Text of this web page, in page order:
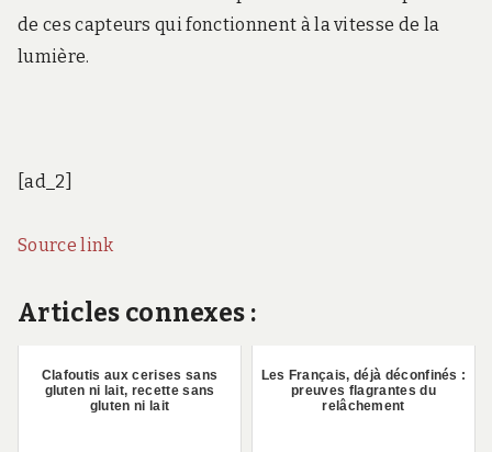
de ces capteurs qui fonctionnent à la vitesse de la
lumière.
[ad_2]
Source link
Articles connexes :
Clafoutis aux cerises sans
gluten ni lait, recette sans
gluten ni lait
Les Français, déjà déconfinés :
preuves flagrantes du
relâchement